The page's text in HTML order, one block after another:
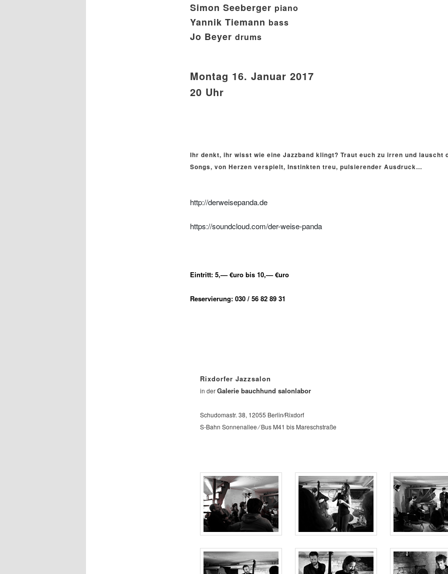
Simon Seeberger piano
Yannik Tiemann bass
Jo Beyer drums
Montag 16. Januar 2017
20 Uhr
Ihr denkt, ihr wisst wie eine Jazzband klingt? Traut euch zu irren und lauscht
Songs, von Herzen verspielt, Instinkten treu, pulsierender Ausdruck…
http://derweisepanda.de
https://soundcloud.com/der-weise-panda
Eintritt: 5,–– €uro bis 10,–– €uro
Reservierung: 030 / 56 82 89 31
Rixdorfer Jazzsalon
in derGalerie bauchhund salonlabor
Schudomastr. 38, 12055 Berlin⁄Rixdorf
S-Bahn Sonnenallee ⁄ Bus M41 bis Mareschstraße